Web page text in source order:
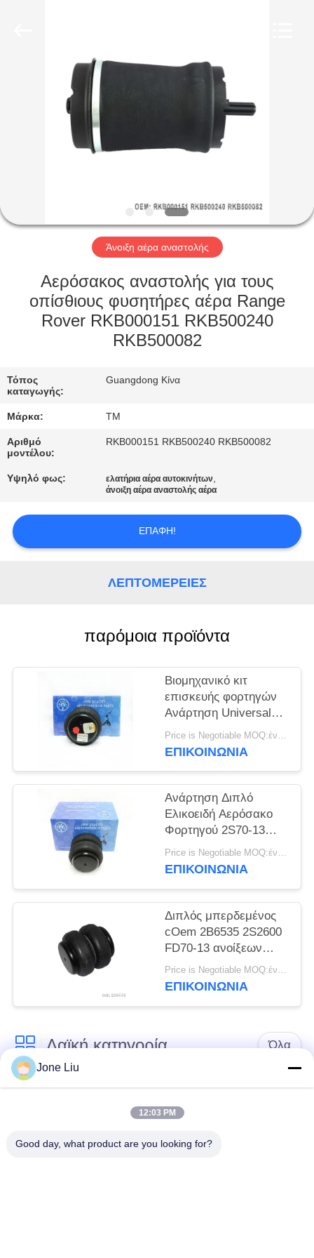
ΠΡΟΪΌΝΤΑ
ΣΧΕΤΙΚΆ
ΜΕ
ΞΕΝΆΓΗΣΗ
ΕΡΓΟΣΤΆΣΙΟ
ΕΛΕΓΧΟΣ
ΠΟΙΌΤΗΤΑΣ
ΕΠΙΚΟΙΝΩΝΉΣΤΕ
ΜΑΖΊ
ΝΈΑ
ΠΡΟΣΦΟΡΆ
ΙΣΤΌΤΟΠΟΥ
ΜΥΣΤΙΚΌΤΗΤΑ
ΠΟΛΙΤΙΚΉ
Άνοιξη αέρα αναστολής
Αερόσακος αναστολής για τους
οπίσθιους φυσητήρες αέρα Range
Rover RKB000151 RKB500240
RKB500082
Τόπος
καταγωγής:
Guangdong Κίνα
Μάρκα: TM
Αριθμό
μοντέλου:
RKB000151 RKB500240 RKB500082
Υψηλό φως: ελατήρια αέρα αυτοκινήτων,
άνοιξη αέρα αναστολής αέρα
ΕΠΑΦΉ!
ΛΕΠΤΟΜΈΡΕΙΕΣ
παρόμοια προϊόντα
Βιομηχανικό κιτ
επισκευής φορτηγών
Ανάρτηση Universal
Air Spring Suspension
Double Convoluted
Price is Negotiable MOQ:ένα pc/pcs
ΕΠΙΚΟΙΝΩΝΊΑ
Ανάρτηση Διπλό
Ελικοειδή Αερόσακο
Φορτηγού 2S70-13
Universal Air Bag
Price is Negotiable MOQ:ένα pc/pcs
ΕΠΙΚΟΙΝΩΝΊΑ
Διπλός μπερδεμένος
cOem 2B6535 2S2600
FD70-13 ανοίξεων
αέρα φορτηγών
φυσικού λάστιχου
Price is Negotiable MOQ:ένα pc/pcs
ΕΠΙΚΟΙΝΩΝΊΑ
Λαϊκή κατηγορία Όλα
Κλονισμός
ελατήρια αναστολής
αέρα
Μέρη αναστολής
Μέρη αναστολής
Jone Liu
12:03 PM
Good day, what product are you looking for?